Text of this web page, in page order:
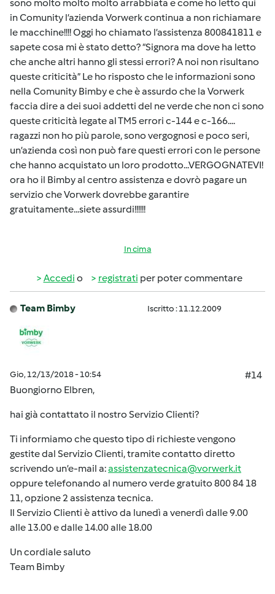
sono molto molto molto arrabbiata e come ho letto qui
in Comunity l’azienda Vorwerk continua a non richiamare
le macchine!!!! Oggi ho chiamato l’assistenza 800841811 e
sapete cosa mi è stato detto? “Signora ma dove ha letto
che anche altri hanno gli stessi errori? A noi non risultano
queste criticità” Le ho risposto che le informazioni sono
nella Comunity Bimby e che è assurdo che la Vorwerk
faccia dire a dei suoi addetti del ne verde che non ci sono
queste criticità legate al TM5 errori c-144 e c-166....
ragazzi non ho più parole, sono vergognosi e poco seri,
un’azienda così non può fare questi errori con le persone
che hanno acquistato un loro prodotto...VERGOGNATEVI!
ora ho il Bimby al centro assistenza e dovrò pagare un
servizio che Vorwerk dovrebbe garantire
gratuitamente...siete assurdi!!!!!!
In cima
Accedi o registrati per poter commentare
Team Bimby Iscritto : 11.12.2009
Gio, 12/13/2018 - 10:54
#14
Buongiorno Elbren,
hai già contattato il nostro Servizio Clienti?
Ti informiamo che questo tipo di richieste vengono
gestite dal Servizio Clienti, tramite contatto diretto
scrivendo un’e-mail a:assistenzatecnica@vorwerk.it
oppure telefonando al numero verde gratuito 800 84 18
11, opzione 2 assistenza tecnica.
Il Servizio Clienti è attivo da lunedì a venerdì dalle 9.00
alle 13.00 e dalle 14.00 alle 18.00
Un cordiale saluto
Team Bimby